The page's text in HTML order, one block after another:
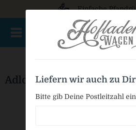
Einfache
Adldorfer Naturell
Liefern wir auch zu
Bitte gib Deine Postleitzahl